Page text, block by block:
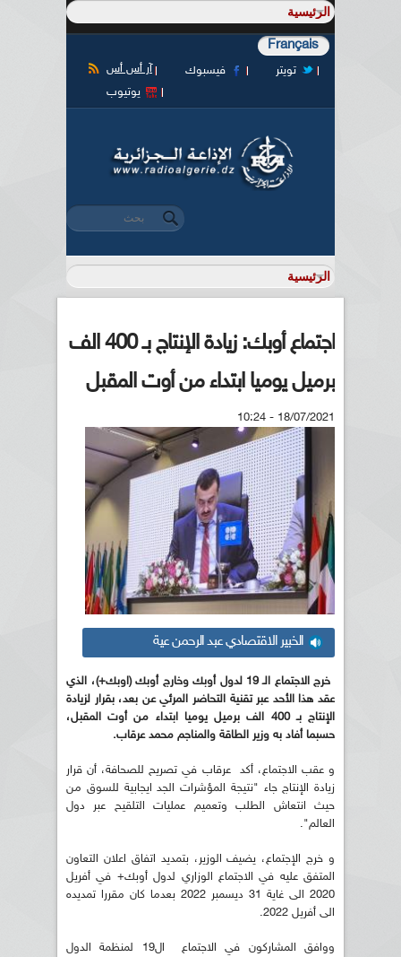
Français
آر أس أس فيسبوك
تويتر
يوتيوب
استمارة البحث
‏بحث ‏
اجتماع أوبك: زيادة الإنتاج بـ 400 الف
برميل يوميا ابتداء من أوت المقبل
18/07/2021 - 10:24
الخبير الاقتصادي عبد الرحمن عية
خرج الاجتماع الـ 19 لدول أوبك وخارج أوبك (اوبك+)، الذي
عقد هذا الأحد عبر تقنية التحاضر المرئي عن بعد، بقرار لزيادة
الإنتاج بـ 400 الف برميل يوميا ابتداء من أوت المقبل،
حسبما أفاد به وزير الطاقة والمناجم محمد عرقاب.
و عقب الاجتماع، أكد عرقاب في تصريح للصحافة، أن قرار
زيادة الإنتاج جاء "نتيجة المؤشرات الجد ايجابية للسوق من
حيث انتعاش الطلب وتعميم عمليات التلقيح عبر دول
العالم".
و خرج الإجتماع، يضيف الوزير، بتمديد اتفاق اعلان التعاون
المتفق عليه في الاجتماع الوزاري لدول أوبك+ في أفريل
2020 الى غاية 31 ديسمبر 2022 بعدما كان مقررا تمديده
الى أفريل 2022.
ووافق المشاركون في الاجتماع ال19 لمنظمة الدول